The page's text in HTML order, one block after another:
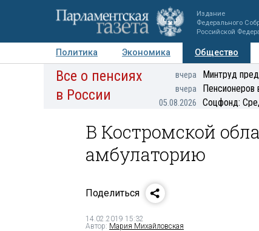
Издание
Федерального
Российской
Политика Экономика Общество
Авторы Персоны Мнения
Все о пенсиях
в России
вчера Минтруд
вчера Пенсионеров
05.08.2026 Соцфонд:
В Костромской
амбулаторию
Поделиться
14.02.2019 15:32
Автор: Мария Михайловская